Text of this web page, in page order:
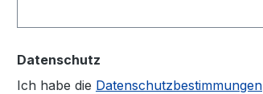
Datenschutz
Ich habe die Datenschutzbestimmungen